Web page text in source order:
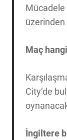
Mücadele
üzerinden
Maç
City’de
İngiltere